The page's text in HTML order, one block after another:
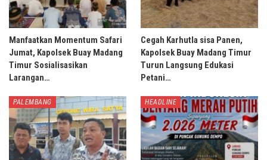
Manfaatkan Momentum Safari
Jumat, Kapolsek Buay Madang
Timur Sosialisasikan
Larangan…
Cegah Karhutla sisa Panen,
Kapolsek Buay Madang Timur
Turun Langsung Edukasi
Petani…
PALEMBANG HEADLINE